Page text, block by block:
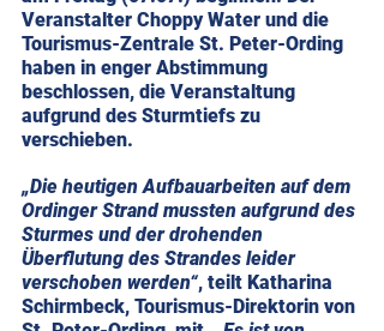
Veranstalter Choppy Water und die
Tourismus-Zentrale St. Peter-Ording
haben in enger Abstimmung
beschlossen, die Veranstaltung
aufgrund des Sturmtiefs zu
verschieben.
„Die heutigen Aufbauarbeiten auf dem
Ordinger Strand mussten aufgrund des
Sturmes und der drohenden
Überflutung des Strandes leider
verschoben werden“, teilt Katharina
Schirmbeck, Tourismus-Direktorin von